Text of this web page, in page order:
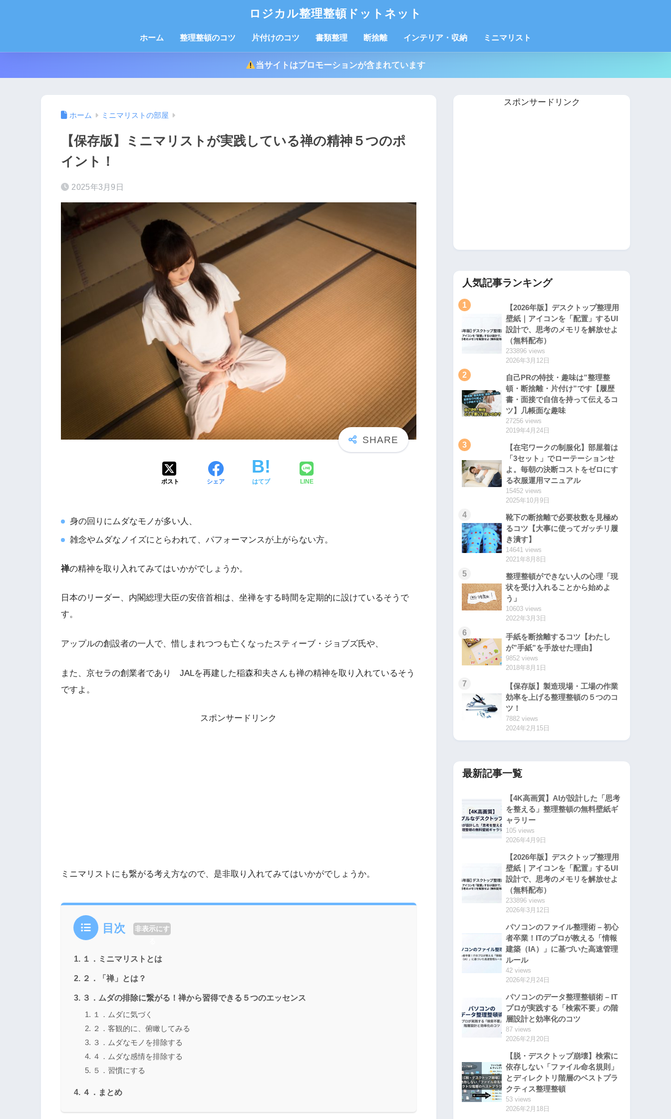
ロジカル整理整頓ドットネット
ホーム 整理整頓のコツ 片付けのコツ 書類整理 断捨離 インテリア・収納 ミニマリスト
当サイトはプロモーションが含まれています
ホーム ミニマリストの部屋
【保存版】ミニマリストが実践している禅の精神５つのポ
イント！
2025年3月9日
ポスト シェア はてブ LINE
身の回りにムダなモノが多い人、
雑念やムダなノイズにとらわれて、パフォーマンスが上がらない方。
禅の精神を取り入れてみてはいかがでしょうか。
日本のリーダー、内閣総理大臣の安倍首相は、坐禅をする時間を定期的に設けているそうで
す。
アップルの創設者の一人で、惜しまれつつも亡くなったスティーブ・ジョブズ氏や、
また、京セラの創業者であり JALを再建した稲森和夫さんも禅の精神を取り入れているそう
ですよ。
スポンサードリンク
ミニマリストにも繋がる考え方なので、是非取り入れてみてはいかがでしょうか。
目次
非表示にす
１．ミニマリストとは
２．「禅」とは？
３．ムダの排除に繋がる！禅から習得できる５つのエッセンス
１．ムダに気づく
２．客観的に、俯瞰してみる
３．ムダなモノを排除する
４．ムダな感情を排除する
５．習慣にする
４．まとめ
スポンサードリンク
人気記事ランキング
1
【2026年版】デスクトップ整理用
壁紙｜アイコンを「配置」するUI
設計で、思考のメモリを解放せよ
（無料配布）
233896 views
2026年3月12日
2
自己PRの特技・趣味は”整理整
頓・断捨離・片付け”です【履歴
書・面接で自信を持って伝えるコ
ツ】几帳面な趣味
27256 views
2019年4月24日
3
【在宅ワークの制服化】部屋着は
「3セット」でローテーションせ
よ。毎朝の決断コストをゼロにす
る衣服運用マニュアル
15452 views
2025年10月9日
4
靴下の断捨離で必要枚数を見極め
るコツ【大事に使ってガッチリ履
き潰す】
14641 views
2021年8月8日
5
整理整頓ができない人の心理「現
状を受け入れることから始めよ
う」
10603 views
2022年3月3日
6
手紙を断捨離するコツ【わたし
が”手紙”を手放せた理由】
9852 views
2018年8月1日
7
【保存版】製造現場・工場の作業
効率を上げる整理整頓の５つのコ
ツ！
7882 views
2024年2月15日
最新記事一覧
【4K高画質】AIが設計した「思考
を整える」整理整頓の無料壁紙ギ
ャラリー
105 views
2026年4月9日
【2026年版】デスクトップ整理用
壁紙｜アイコンを「配置」するUI
設計で、思考のメモリを解放せよ
（無料配布）
233896 views
2026年3月12日
パソコンのファイル整理術 – 初心
者卒業！ITのプロが教える「情報
建築（IA）」に基づいた高速管理
ルール
42 views
2026年2月24日
パソコンのデータ整理整頓術 – IT
プロが実践する「検索不要」の階
層設計と効率化のコツ
87 views
2026年2月20日
【脱・デスクトップ崩壊】検索に
依存しない「ファイル命名規則」
とディレクトリ階層のベストプラ
クティス整理整頓
53 views
2026年2月18日